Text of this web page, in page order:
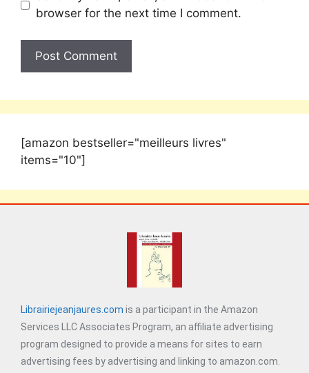
browser for the next time I comment.
[amazon bestseller="meilleurs livres"
items="10"]
Librairiejeanjaures.com is a participant in the Amazon
Services LLC Associates Program, an affiliate advertising
program designed to provide a means for sites to earn
advertising fees by advertising and linking to amazon.com.